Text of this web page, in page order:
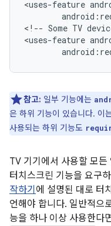
<uses-feature
<!-- Some TV
<uses-feature
참고: 일부 기능에는
은 하위 기능이 있습니다. 이
사용되는 하위 기능도
TV 기기에서 사용할 모
터치스크린 기능을 요구
작하기 에 설명된 대로 터
언해야 합니다. 일반적으
능을 하나 이상 사용한다